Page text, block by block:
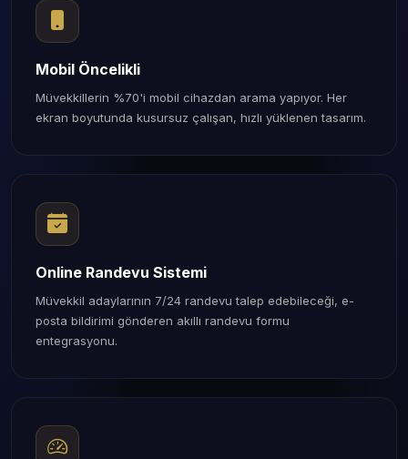
Mobil Öncelikli
Müvekkillerin %70'i mobil cihazdan arama yapıyor. Her
ekran boyutunda kusursuz çalışan, hızlı yüklenen tasarım.
Online Randevu Sistemi
Müvekkil adaylarının 7/24 randevu talep edebileceği, e-
posta bildirimi gönderen akıllı randevu formu
entegrasyonu.